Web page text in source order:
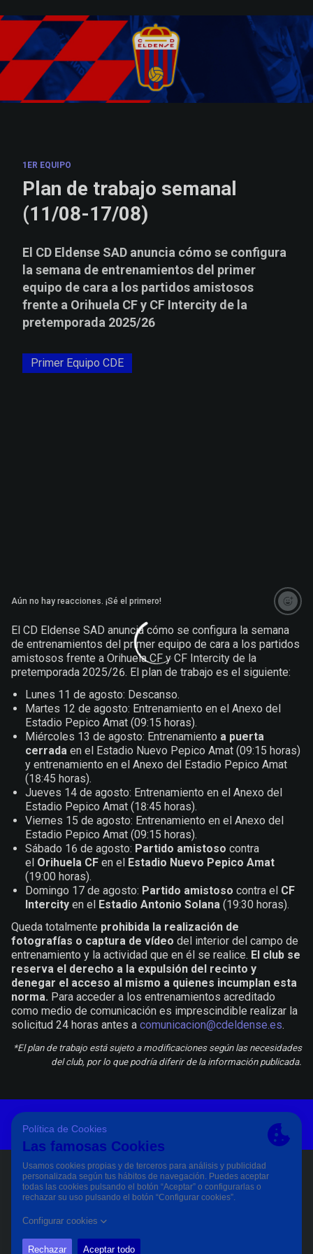
1ER EQUIPO
Plan de trabajo semanal
(11/08-17/08)
El CD Eldense SAD anuncia cómo se configura
la semana de entrenamientos del primer
equipo de cara a los partidos amistosos
frente a Orihuela CF y CF Intercity de la
pretemporada 2025/26
Primer Equipo CDE
Aún no hay reacciones. ¡Sé el primero!
El CD Eldense SAD anuncia cómo se configura la semana
de entrenamientos del primer equipo de cara a los partidos
amistosos frente a Orihuela CF y CF Intercity de la
pretemporada 2025/26. El plan de trabajo es el siguiente:
Lunes 11 de agosto: Descanso.
Martes 12 de agosto: Entrenamiento en el Anexo del
Estadio Pepico Amat (09:15 horas).
Miércoles 13 de agosto: Entrenamiento a puerta
cerrada en el Estadio Nuevo Pepico Amat (09:15 horas)
y entrenamiento en el Anexo del Estadio Pepico Amat
(18:45 horas).
Jueves 14 de agosto: Entrenamiento en el Anexo del
Estadio Pepico Amat (18:45 horas).
Viernes 15 de agosto: Entrenamiento en el Anexo del
Estadio Pepico Amat (09:15 horas).
Sábado 16 de agosto: Partido amistoso contra
el Orihuela CF en el Estadio Nuevo Pepico Amat
(19:00 horas).
Domingo 17 de agosto: Partido amistoso contra el CF
Intercity en el Estadio Antonio Solana (19:30 horas).
Queda totalmente prohibida la realización de
fotografías o captura de vídeo del interior del campo de
entrenamiento y la actividad que en él se realice. El club se
reserva el derecho a la expulsión del recinto y
denegar el acceso al mismo a quienes incumplan esta
norma. Para acceder a los entrenamientos acreditado
como medio de comunicación es imprescindible realizar la
solicitud 24 horas antes a comunicacion@cdeldense.es.
*El plan de trabajo está sujeto a modificaciones según las necesidades
del club, por lo que podría diferir de la información publicada.
Política De Cookies